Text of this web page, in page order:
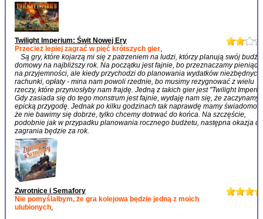
Twilight Imperium: Świt Nowej Ery
Przecież lepiej zagrać w pięć krótszych gier,
Są gry, które kojarzą mi się z patrzeniem na ludzi, którzy planują swój budżet
domowy na najbliższy rok. Na początku jest fajnie, bo przeznaczamy
na przyjemności, ale kiedy przychodzi do planowania wydatków niezbędnych
rachunki, opłaty - mina nam powoli rzednie, bo musimy rezygnować z wielu
rzeczy, które przyniosłyby nam frajdę. Jedną z takich gier jest "Twilight
Gdy zasiada się do tego monstrum jest fajnie, wydaję nam się, że zaczynamy
epicką przygodę. Jednak po kilku godzinach tak naprawdę mamy
że nie bawimy się dobrze, tylko chcemy dotrwać do końca. Na szczęście,
podobnie jak w przypadku planowania rocznego budżetu, następna okazja do
zagrania będzie za rok.
Zwrotnice i Semafory
Nie pomyślałbym, że gra kolejowa będzie jedną z moich
ulubionych,